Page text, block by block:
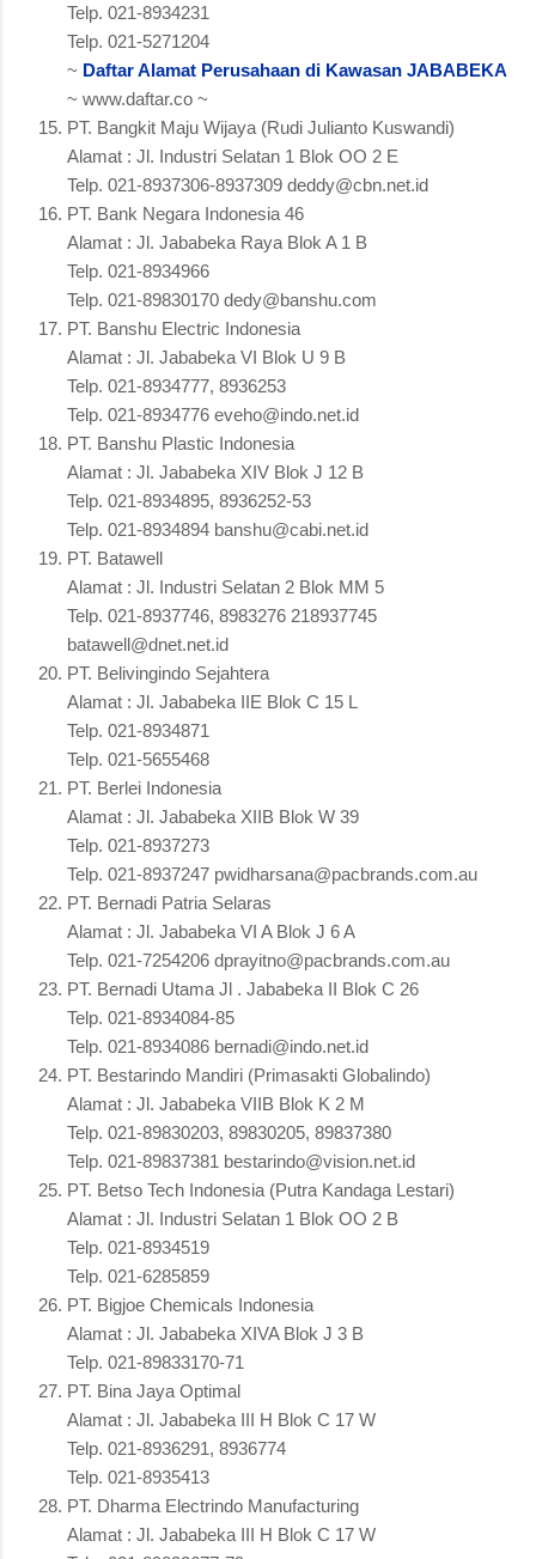
Telp. 021-8934231
Telp. 021-5271204
~ Daftar Alamat Perusahaan di Kawasan JABABEKA
~ www.daftar.co ~
PT. Bangkit Maju Wijaya (Rudi Julianto Kuswandi)
Alamat : Jl. Industri Selatan 1 Blok OO 2 E
Telp. 021-8937306-8937309 deddy@cbn.net.id
PT. Bank Negara Indonesia 46
Alamat : Jl. Jababeka Raya Blok A 1 B
Telp. 021-8934966
Telp. 021-89830170 dedy@banshu.com
PT. Banshu Electric Indonesia
Alamat : Jl. Jababeka VI Blok U 9 B
Telp. 021-8934777, 8936253
Telp. 021-8934776 eveho@indo.net.id
PT. Banshu Plastic Indonesia
Alamat : Jl. Jababeka XIV Blok J 12 B
Telp. 021-8934895, 8936252-53
Telp. 021-8934894 banshu@cabi.net.id
PT. Batawell
Alamat : Jl. Industri Selatan 2 Blok MM 5
Telp. 021-8937746, 8983276 218937745
batawell@dnet.net.id
PT. Belivingindo Sejahtera
Alamat : Jl. Jababeka IIE Blok C 15 L
Telp. 021-8934871
Telp. 021-5655468
PT. Berlei Indonesia
Alamat : Jl. Jababeka XIIB Blok W 39
Telp. 021-8937273
Telp. 021-8937247 pwidharsana@pacbrands.com.au
PT. Bernadi Patria Selaras
Alamat : Jl. Jababeka VI A Blok J 6 A
Telp. 021-7254206 dprayitno@pacbrands.com.au
PT. Bernadi Utama Jl . Jababeka II Blok C 26
Telp. 021-8934084-85
Telp. 021-8934086 bernadi@indo.net.id
PT. Bestarindo Mandiri (Primasakti Globalindo)
Alamat : Jl. Jababeka VIIB Blok K 2 M
Telp. 021-89830203, 89830205, 89837380
Telp. 021-89837381 bestarindo@vision.net.id
PT. Betso Tech Indonesia (Putra Kandaga Lestari)
Alamat : Jl. Industri Selatan 1 Blok OO 2 B
Telp. 021-8934519
Telp. 021-6285859
PT. Bigjoe Chemicals Indonesia
Alamat : Jl. Jababeka XIVA Blok J 3 B
Telp. 021-89833170-71
PT. Bina Jaya Optimal
Alamat : Jl. Jababeka III H Blok C 17 W
Telp. 021-8936291, 8936774
Telp. 021-8935413
PT. Dharma Electrindo Manufacturing
Alamat : Jl. Jababeka III H Blok C 17 W